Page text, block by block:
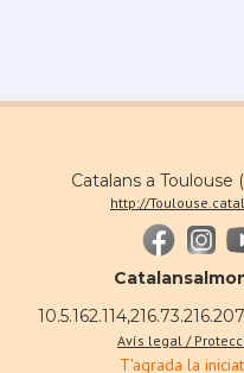
Catalans a Toulouse
http://
Avís legal /
T'agrada la